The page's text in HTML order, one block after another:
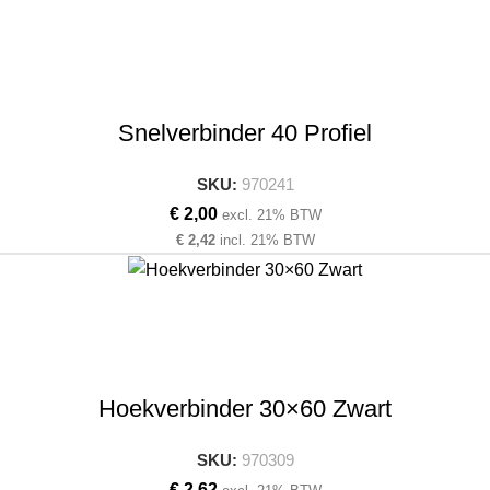
Snelverbinder 40 Profiel
SKU: 970241
€2,00 excl. 21% BTW
€2,42incl. 21% BTW
Hoekverbinder 30×60 Zwart
SKU: 970309